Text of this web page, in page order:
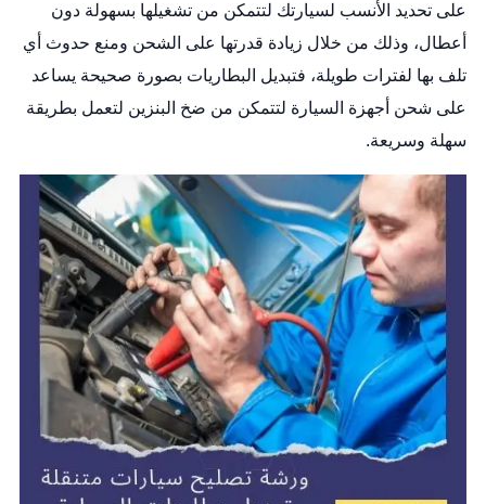
على تحديد الأنسب لسيارتك لتتمكن من تشغيلها بسهولة دون
أعطال، وذلك من خلال زيادة قدرتها على الشحن ومنع حدوث أي
تلف بها لفترات طويلة، فتبديل البطاريات بصورة صحيحة يساعد
على شحن أجهزة السيارة لتتمكن من ضخ البنزين لتعمل بطريقة
سهلة وسريعة.